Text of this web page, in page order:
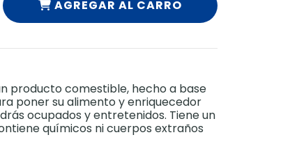
AGREGAR AL CARRO
producto comestible, hecho a base
poner su alimento y enriquecedor
ocupados y entretenidos. Tiene un
químicos ni cuerpos extraños